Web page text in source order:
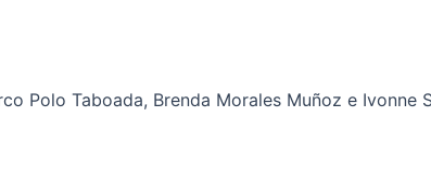
Polo Taboada, Brenda Morales Muñoz e Ivonne